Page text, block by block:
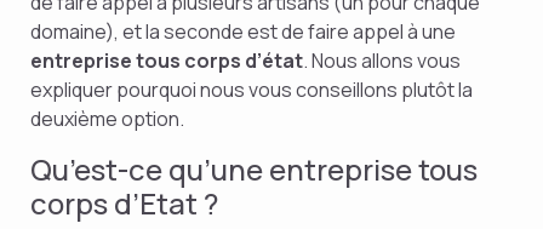
domaine), et la seconde est de faire appel à une
entreprise tous corps d’état. Nous allons vous
expliquer pourquoi nous vous conseillons plutôt la
deuxième option.
Qu’est-ce qu’une entreprise tous
corps d’Etat ?